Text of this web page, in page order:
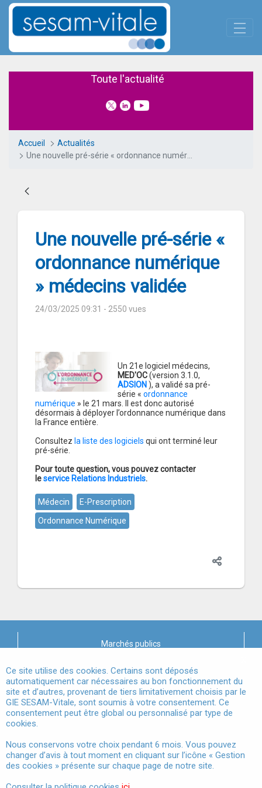
Saut au contenu principal
Une nouvelle pré-série «
Toute l'actualité
Accueil
Actualités
Une nouvelle pré-série « ordonnance numérique » médecins validée
Une nouvelle pré-série «
ordonnance numérique
» médecins validée
24/03/2025 09:31 - 2550 vues
Un 21e logiciel médecins,
MED'OC(version 3.1.0,
ADSION ), a validé sa pré-
série «ordonnance
numérique » le 21 mars. Il est donc autorisé
désormais à déployer l’ordonnance numérique dans
la France entière.
Consultez la liste des logiciels qui ont terminé leur
pré-série.
Pour toute question, vous pouvez contacter
leservice Relations Industriels.
Médecin
E-Prescription
Ordonnance Numérique
Marchés publics
Mentions légales
Conditions Générales d'Utilisation
Données à Caractère Personnel
Accessibilité
Gestion des cookies
Panneau de gestion des cookies
Ce site utilise des cookies. Certains sont déposés
automatiquement car nécessaires au bon fonctionnement du
site et d’autres, provenant de tiers limitativement choisis par le
GIE SESAM-Vitale, sont soumis à votre consentement. Ce
consentement peut être global ou personnalisé par type de
cookies.
Nous conservons votre choix pendant 6 mois. Vous pouvez
changer d’avis à tout moment en cliquant sur l’icône « Gestion
des cookies » présente sur chaque page de notre site.